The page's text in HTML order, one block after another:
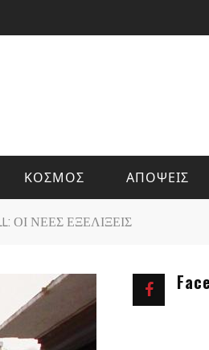
ΚΟΣΜΟΣ ΑΠΟΨΕΙΣ
ΟΙ ΝΕΕΣ ΕΞΕΛΙΞΕΙΣ